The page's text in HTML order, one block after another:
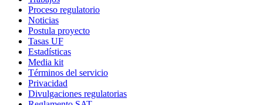
Proceso regulatorio
Noticias
Postula proyecto
Tasas UF
Estadísticas
Media kit
Términos del servicio
Privacidad
Divulgaciones regulatorias